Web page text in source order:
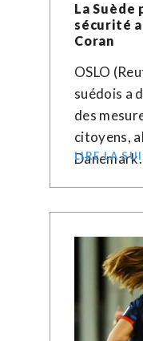
La Suède
sécurité
Coran
OSLO
suédois a
des
citoyens,
LIRE LA